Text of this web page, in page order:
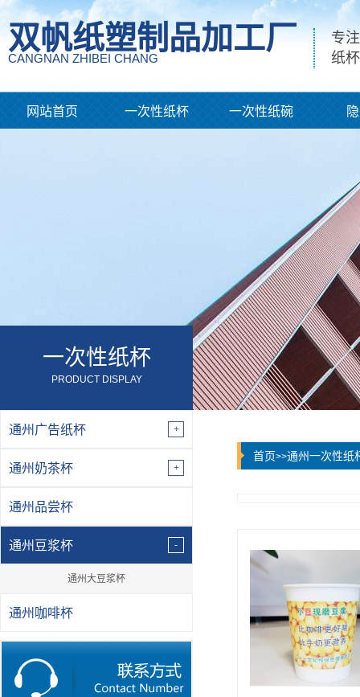
双帆纸塑制品加工厂
CANGNAN ZHIBEI CHANG
专
纸
网站首页 一次性纸杯 一次性纸碗
一次性纸杯
PRODUCT DISPLAY
通州广告纸杯
通州奶茶杯
通州品尝杯
通州豆浆杯
通州大豆浆杯
通州咖啡杯
首页>>通州一次性纸